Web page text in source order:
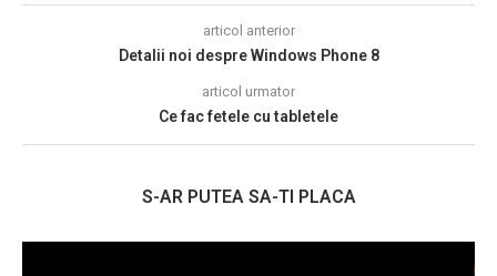
articol anterior
Detalii noi despre Windows Phone 8
articol urmator
Ce fac fetele cu tabletele
S-AR PUTEA SA-TI PLACA